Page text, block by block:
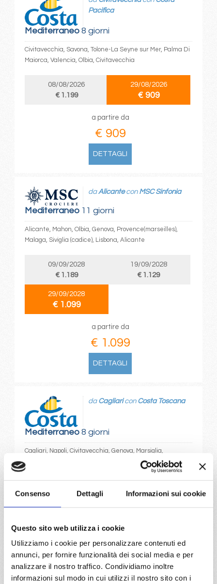
Consenso Dettagli Informazioni sui cookie
Questo sito web utilizza i cookie
Utilizziamo i cookie per personalizzare contenuti ed
annunci, per fornire funzionalità dei social media e per
analizzare il nostro traffico. Condividiamo inoltre
informazioni sul modo in cui utilizzi il nostro sito con i
Mediterraneo8 giorni
Pacifica
Civitavecchia, Savona, Tolone-La Seyne sur Mer, Palma Di
Maiorca, Valencia, Olbia, Civitavecchia
08/08/2026
€ 1.199
29/08/2026
€ 909
a partire da
€ 909
DETTAGLI
Mediterraneo11 giorni
daAlicantecon MSC Sinfonia
Alicante, Mahon, Olbia, Genova, Provence(marseilles),
Malaga, Siviglia (cadice), Lisbona, Alicante
09/09/2028
€ 1.189
19/09/2028
€ 1.129
29/09/2028
€ 1.099
a partire da
€ 1.099
DETTAGLI
Mediterraneo8 giorni
da Cagliaricon Costa Toscana
Cagliari, Napoli, Civitavecchia, Genova, Marsiglia,
Barcellona, Cagliari
€ 1.189
€ 1.159
€ 1.159
DETTAGLI